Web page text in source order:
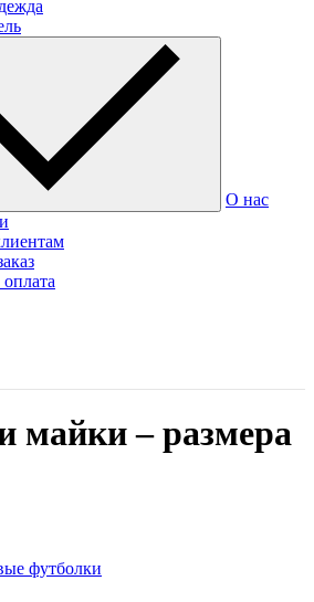
О нас
майки – размера
футболки